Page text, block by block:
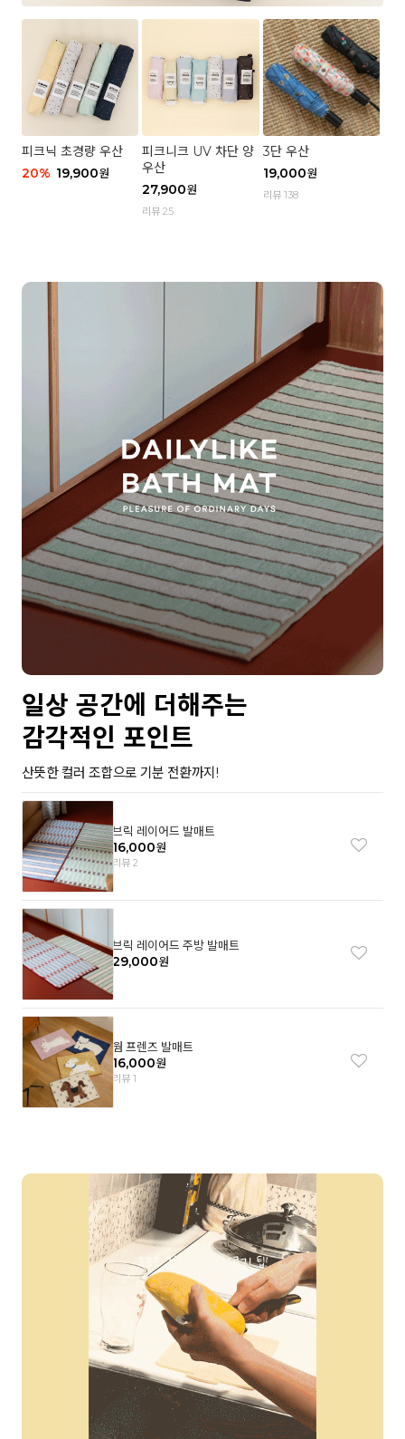
피크닉 초경량 우산
20% 19,900원
피크니크 UV 차단 양
우산
27,900원
리뷰 25
3단 우산
19,000원
리뷰 138
일상 공간에 더해주는
감각적인 포인트
산뜻한 컬러 조합으로 기분 전환까지!
브릭 레이어드 발매트
16,000원
리뷰 2
브릭 레이어드 주방 발매트
29,000원
웜 프렌즈 발매트
16,000원
리뷰 1